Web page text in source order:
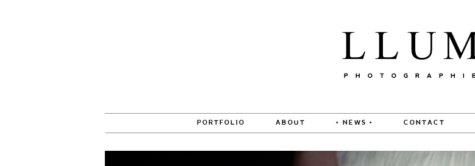
PORTFOLIO ABOUT • NEWS • CONTACT